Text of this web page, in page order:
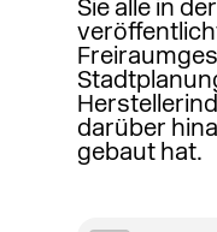
Sie alle in
darüber
gebaut hat.